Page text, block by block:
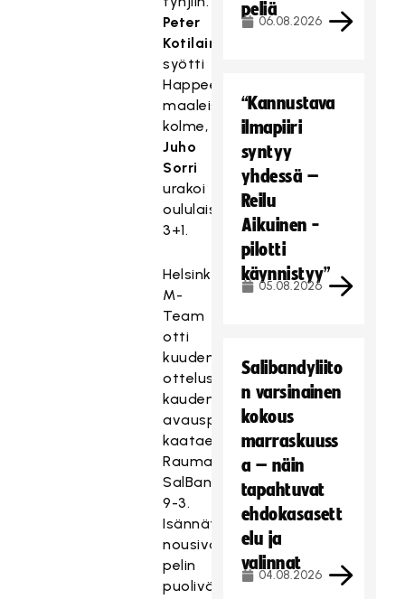
Peter
Kotilainen
syötti
Happeen
maaleista
kolme,
Juho
Sorri
urakoi
oululaisille
3+1.
Helsinkiläinen
M-
Team
otti
kuudennessa
ottelussaan
kauden
avauspisteensä
kaataessaan
Raumalla
SalBan
9-3.
Isännät
nousivat
pelin
puolivälissä
peliä
06.08.2026
“Kannustava
ilmapiiri
syntyy
yhdessä –
Reilu
Aikuinen -
pilotti
käynnistyy”
05.08.2026
Salibandyliito
n varsinainen
kokous
marraskuuss
a – näin
tapahtuvat
ehdokasasett
elu ja
valinnat
04.08.2026